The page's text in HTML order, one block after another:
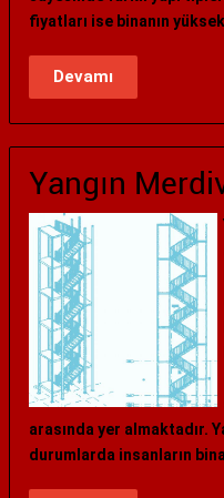
fiyatları ise binanın
Devamı
Yangın
arasında yer almaktadır.
durumlarda insanların